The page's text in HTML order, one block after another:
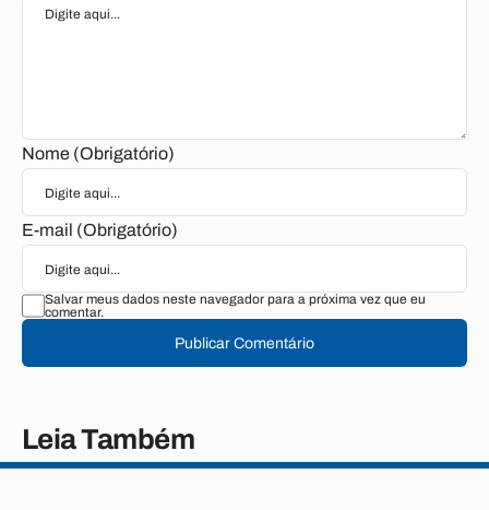
Nome (Obrigatório)
E-mail (Obrigatório)
Salvar meus dados neste navegador para a próxima vez que eu
comentar.
Publicar Comentário
Leia Também